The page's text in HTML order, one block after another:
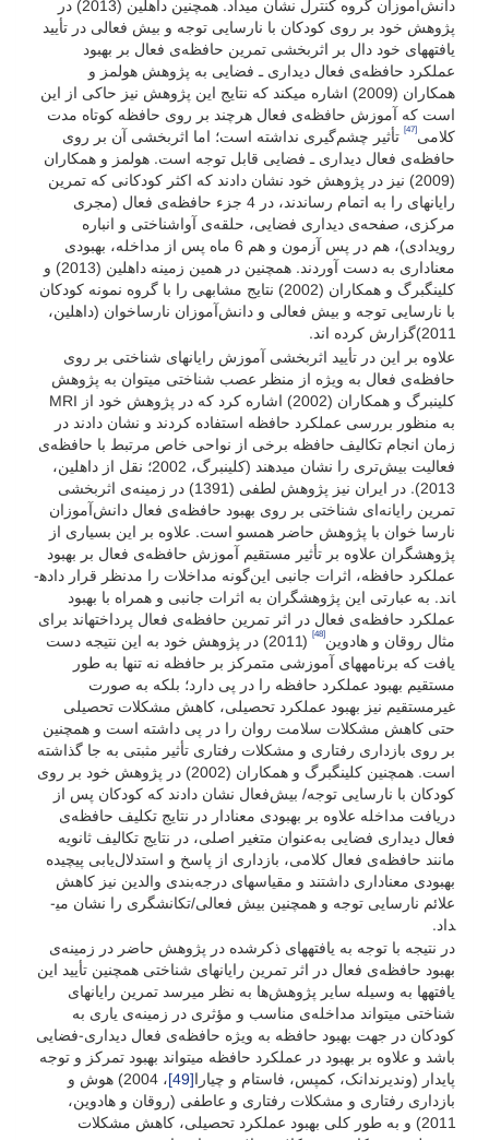
دانش‌آموزان گروه کنترل نشان می­داد. همچنین داهلین (2013) در
پژوهش خود بر روی کودکان با نارسایی توجه و بیش فعالی در تأیید
یافته­های خود دال بر اثربخشی تمرین حافظه‌ی فعال بر بهبود
عملکرد حافظه‌ی فعال دیداری ـ فضایی به پژوهش هولمز و
همکاران (2009) اشاره می­کند که نتایج این پژوهش نیز حاکی از این
است که آموزش حافظه‌ی فعال هرچند بر روی حافظه کوتاه مدت
کلامی[47]
تأثیر چشم‌گیری نداشته است؛ اما اثربخشی آن بر روی
حافظه‌ی فعال دیداری ـ فضایی قابل توجه است. هولمز و همکاران
(2009) نیز در پژوهش خود نشان دادند که اکثر کودکانی که تمرین
رایانه­ای را به اتمام رساندند، در 4 جزء حافظه‌ی فعال (مجری
مرکزی، صفحه‌ی دیداری فضایی، حلقه‌ی آواشناختی و انباره
رویدادی)، هم در پس آزمون و هم 6 ماه پس از مداخله، بهبودی
معناداری به دست آوردند. همچنین در همین زمینه داهلین (2013) و
کلینگبرگ و همکاران (2002) نتایج مشابهی را با گروه نمونه کودکان
با نارسایی توجه و بیش فعالی و دانش‌آموزان نارساخوان (داهلین،
2011)گزارش کرده اند.
علاوه بر این در تأیید اثربخشی آموزش رایانه­ای شناختی بر روی
حافظه‌ی فعال به ویژه از منظر عصب شناختی می­توان به پژوهش
کلینبرگ و همکاران (2002) اشاره کرد که در پژوهش خود از MRI
به منظور بررسی عملکرد حافظه استفاده کردند و نشان دادند در
زمان انجام تکالیف حافظه برخی از نواحی خاص مرتبط با حافظه‌ی
فعالیت بیش‌تری را نشان می­دهند (کلینبرگ، 2002؛ نقل از داهلین،
2013). در ایران نیز پژوهش لطفی (1391) در زمینه‌ی اثربخشی
تمرین رایانه‌ای شناختی بر روی بهبود حافظه‌ی فعال دانش‌آموزان
نارسا خوان با پژوهش حاضر همسو است. علاوه بر این بسیاری از
پژوهشگران علاوه بر تأثیر مستقیم آموزش حافظه‌ی فعال بر بهبود
عملکرد حافظه، اثرات جانبی این‌گونه مداخلات را مدنظر قرار داده­
اند. به عبارتی این پژوهشگران به اثرات جانبی و همراه با بهبود
عملکرد حافظه‌ی فعال در اثر تمرین حافظه‌ی فعال پرداخته­اند برای
مثال روقان و هادوین[48]
(2011) در پژوهش خود به این نتیجه دست
یافت که برنامه­های آموزشی متمرکز بر حافظه نه تنها به طور
مستقیم بهبود عملکرد حافظه را در پی دارد؛ بلکه به صورت
غیرمستقیم نیز بهبود عملکرد تحصیلی، کاهش مشکلات تحصیلی
حتی کاهش مشکلات سلامت روان را در پی داشته است و همچنین
بر روی بازداری رفتاری و مشکلات رفتاری تأثیر مثبتی به جا گذاشته
است. همچنین کلینگبرگ و همکاران (2002) در پژوهش خود بر روی
کودکان با نارسایی توجه/ بیش‌فعال نشان دادند که کودکان پس از
دریافت مداخله علاوه بر بهبودی معنادار در نتایج تکلیف حافظه‌ی
فعال دیداری فضایی به‌عنوان متغیر اصلی، در نتایج تکالیف ثانویه
مانند حافظه‌ی فعال کلامی، بازداری از پاسخ و استدلال‌یابی پیچیده
بهبودی معناداری داشتند و مقیاس­های درجه‌بندی والدین نیز کاهش
علائم نارسایی توجه و همچنین بیش فعالی/تکانشگری را نشان می­
داد.
در نتیجه با توجه به یافته­های ذکرشده در پژوهش حاضر در زمینه‌ی
بهبود حافظه‌ی فعال در اثر تمرین رایانه­ای شناختی همچنین تأیید این
یافته­ها به وسیله سایر پژوهش‌ها به نظر می­رسد تمرین رایانه­ای
شناختی می­تواند مداخله‌ی مناسب و مؤثری در زمینه‌ی یاری به
کودکان در جهت بهبود حافظه به ویژه حافظه‌ی فعال دیداری-فضایی
باشد و علاوه بر بهبود در عملکرد حافظه می­تواند بهبود تمرکز و توجه
پایدار (وندیرندانک، کمپس، فاستام و چیارا[49]
، 2004) هوش و
بازداری رفتاری و مشکلات رفتاری و عاطفی (روقان و هادوین،
2011) و به طور کلی بهبود عملکرد تحصیلی، کاهش مشکلات